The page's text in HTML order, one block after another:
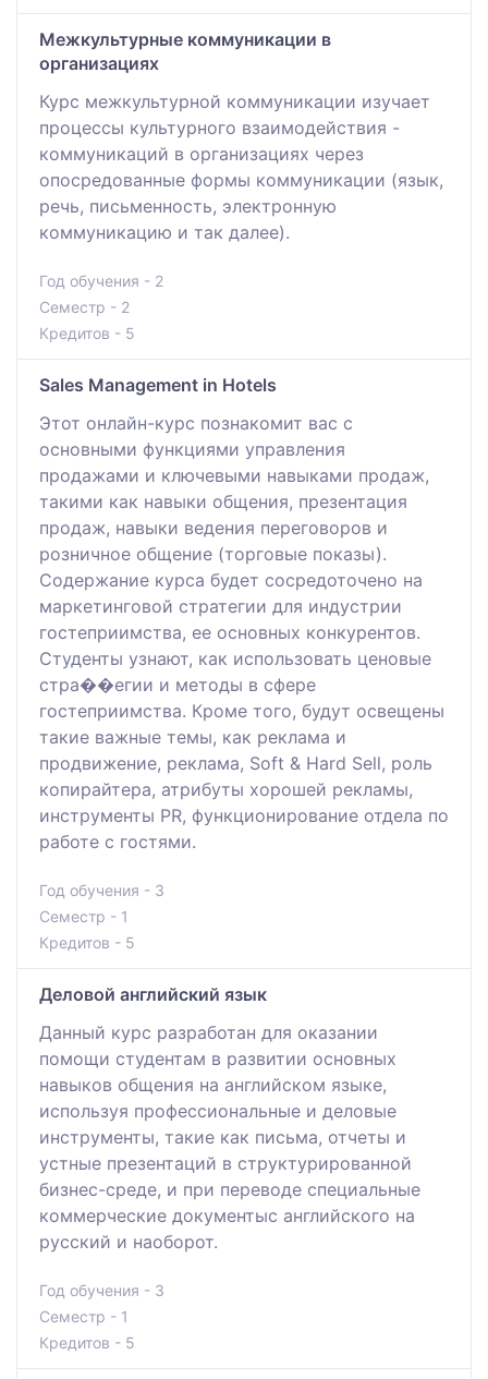
Межкультурные коммуникации в
организациях
Курс межкультурной коммуникации изучает
процессы культурного взаимодействия -
коммуникаций в организациях через
опосредованные формы коммуникации (язык,
речь, письменность, электронную
коммуникацию и так далее).
Год обучения - 2
Семестр - 2
Кредитов - 5
Sales Management in Hotels
Этот онлайн-курс познакомит вас с
основными функциями управления
продажами и ключевыми навыками продаж,
такими как навыки общения, презентация
продаж, навыки ведения переговоров и
розничное общение (торговые показы).
Содержание курса будет сосредоточено на
маркетинговой стратегии для индустрии
гостеприимства, ее основных конкурентов.
Студенты узнают, как использовать ценовые
стра��егии и методы в сфере
гостеприимства. Кроме того, будут освещены
такие важные темы, как реклама и
продвижение, реклама, Soft & Hard Sell, роль
копирайтера, атрибуты хорошей рекламы,
инструменты PR, функционирование отдела по
работе с гостями.
Год обучения - 3
Семестр - 1
Кредитов - 5
Деловой английский язык
Данный курс разработан для оказании
помощи студентам в развитии основных
навыков общения на английском языке,
используя профессиональные и деловые
инструменты, такие как письма, отчеты и
устные презентаций в структурированной
бизнес-среде, и при переводе специальные
коммерческие документыс английского на
русский и наоборот.
Год обучения - 3
Семестр - 1
Кредитов - 5